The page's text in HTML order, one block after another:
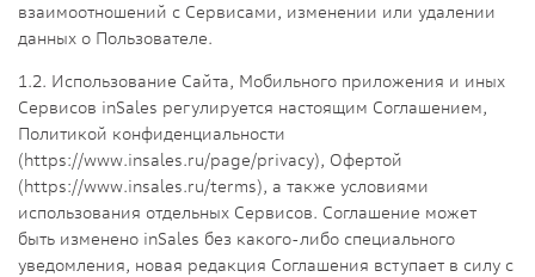
взаимоотношений с Сервисами, изменении или удалении
данных о Пользователе.
1.2. Использование Сайта, Мобильного приложения и иных
Сервисов inSales регулируется настоящим Соглашением,
Политикой конфиденциальности
(https://www.insales.ru/page/privacy), Офертой
(https://www.insales.ru/terms), а также условиями
использования отдельных Сервисов. Соглашение может
быть изменено inSales без какого-либо специального
уведомления, новая редакция Соглашения вступает в силу с